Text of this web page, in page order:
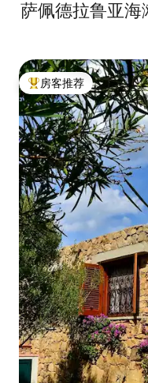
萨佩德拉鲁亚
热门「房客推荐」
房客推荐